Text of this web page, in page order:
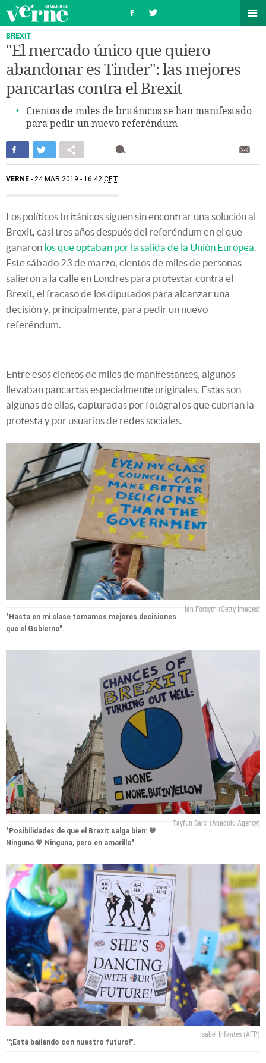
BREXIT
"El mercado único que quiero
abandonar es Tinder": las mejores
pancartas contra el Brexit
Cientos de miles de británicos se han manifestado
para pedir un nuevo referéndum
VERNE 24 MAR 2019 - 16:42 CET
Los políticos británicos siguen sin encontrar una solución al
Brexit, casi tres años después del referéndum en el que
ganaron los que optaban por la salida de la Unión Europea.
Este sábado 23 de marzo, cientos de miles de personas
salieron a la calle en Londres para protestar contra el
Brexit, el fracaso de los diputados para alcanzar una
decisión y, principalmente, para pedir un nuevo
referéndum.
Entre esos cientos de miles de manifestantes, algunos
llevaban pancartas especialmente originales. Estas son
algunas de ellas, capturadas por fotógrafos que cubrían la
protesta y por usuarios de redes sociales.
Ian Forsyth (Getty Images)
"Hasta en mi clase tomamos mejores decisiones
que el Gobierno".
Tayfun Salci (Anadolu Agency)
"Posibilidades de que el Brexit salga bien: 💙
Ninguna 💛 Ninguna, pero en amarillo".
Isabel Infantes (AFP)
"'¡Está bailando con nuestro futuro!".